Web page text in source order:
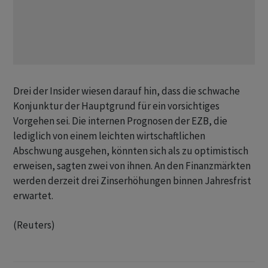
Drei der Insider ​wiesen darauf hin, ⁠dass die schwache
Konjunktur der Hauptgrund für ein vorsichtiges
Vorgehen sei. ‌Die internen Prognosen der EZB, die
lediglich von einem leichten wirtschaftlichen
Abschwung ausgehen, könnten sich als zu optimistisch
erweisen, sagten ‌zwei von ihnen. An den Finanzmärkten
werden derzeit drei ​Zinserhöhungen binnen Jahresfrist
erwartet.
(Reuters)